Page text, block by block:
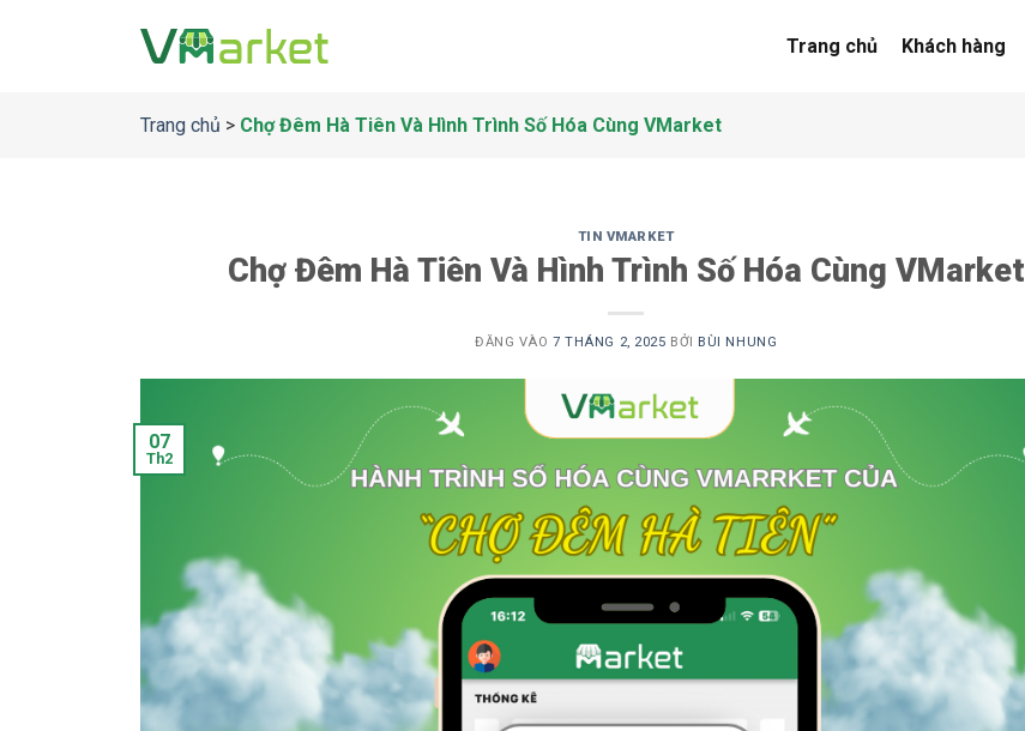
Trang chủ Khách hàng
Trang chủ > Chợ Đêm Hà Tiên Và Hình Trình Số Hóa Cùng VMarket
TIN VMARKET
Chợ Đêm Hà Tiên Và Hình Trình Số Hóa Cùng VMarket
ĐĂNG VÀO7 THÁNG 2, 2025 BỞI BÙI NHUNG
07
Th2